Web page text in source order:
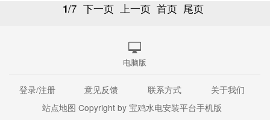
1/7 下一页 上一页 首页 尾页
电脑版
登录/注册 意见反馈 联系方式
关于我们
站点地图 Copyright by 宝鸡水电安装平台手机版